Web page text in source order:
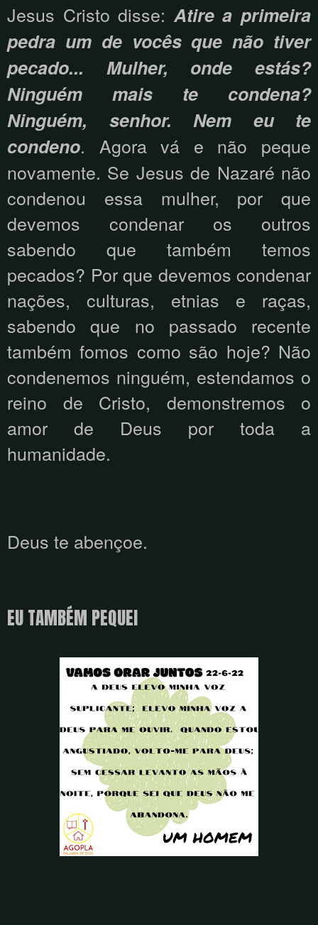
Jesus Cristo disse: Atire a primeira
pedra um de vocês que não tiver
pecado... Mulher, onde estás?
Ninguém mais te condena?
Ninguém, senhor. Nem eu te
condeno. Agora vá e não peque
novamente. Se Jesus de Nazaré não
condenou essa mulher, por que
devemos condenar os outros
sabendo que também temos
pecados? Por que devemos condenar
nações, culturas, etnias e raças,
sabendo que no passado recente
também fomos como são hoje? Não
condenemos ninguém, estendamos o
reino de Cristo, demonstremos o
amor de Deus por toda a
humanidade.
Deus te abençoe.
EU TAMBÉM PEQUEI